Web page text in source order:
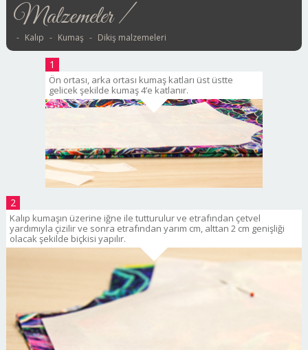
Malzemeler /
Kalıp Kumaş Dikiş malzemeleri
1
Ön ortası, arka ortası kumaş katları üst üstte
gelicek şekilde kumaş 4’e katlanır.
2
Kalıp kumaşın üzerine iğne ile tutturulur ve etrafından çetvel
yardımıyla çizilir ve sonra etrafından yarım cm, alttan 2 cm genişliği
olacak şekilde biçkisi yapılır.